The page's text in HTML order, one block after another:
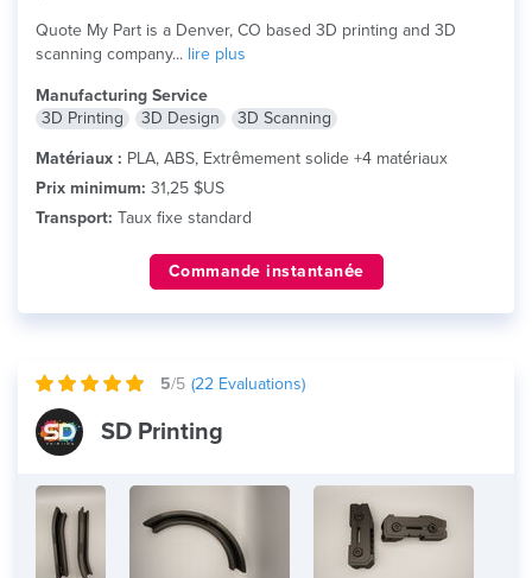
Quote My Part is a Denver, CO based 3D printing and 3D
scanning company... lire plus
Manufacturing Service
3D Printing
3D Design
3D Scanning
Matériaux : PLA, ABS, Extrêmement solide +4 matériaux
Prix minimum: 31,25 $US
Transport: Taux fixe standard
Commande instantanée
5/5 (22 Evaluations)
SD Printing